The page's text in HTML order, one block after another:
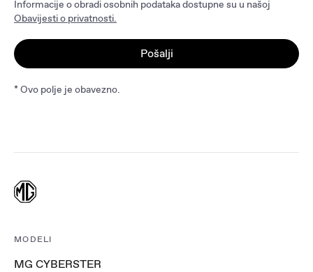
Informacije o obradi osobnih podataka dostupne su u našoj
Obavijesti o privatnosti.
Pošalji
* Ovo polje je obavezno.
MODELI
MG CYBERSTER